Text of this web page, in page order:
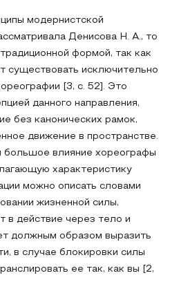
модернистской
Денисова Н. А., то
формой, так как
существовать исключительно
[3, с. 52]. Это
данного направления,
без канонических рамок,
движение в пространстве.
большое влияние хореографы
характеристику
можно описать словами
жизненной силы,
в действие через тело и
должным образом выразить
в случае блокировки силы
ее так, как вы [2,